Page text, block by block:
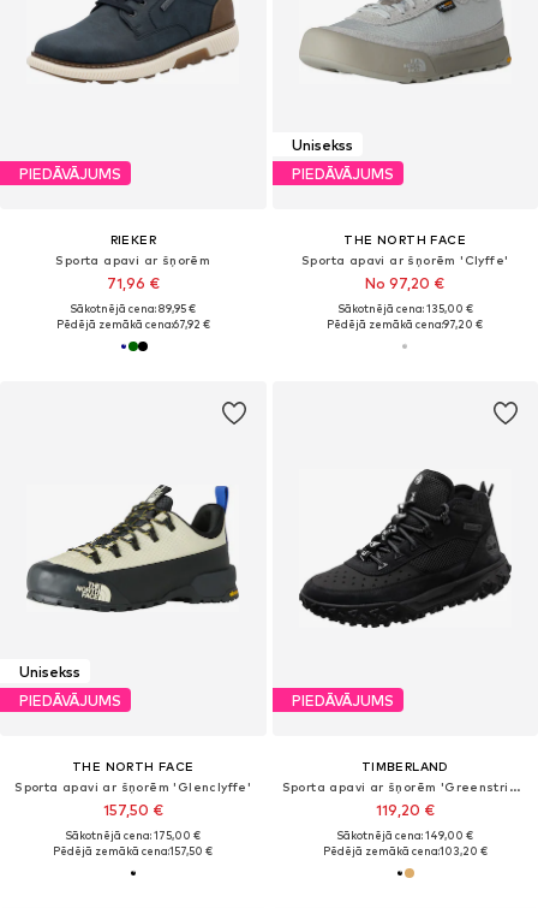
PIEDĀVĀJUMS
RIEKER
Sporta apavi ar šņorēm
71,96 €
Sākotnējā cena: 89,95 €
Pēdējā zemākā cena:67,92 €
Unisekss
PIEDĀVĀJUMS
THE NORTH FACE
Sporta apavi ar šņorēm 'Clyffe'
No 97,20 €
Sākotnējā cena: 135,00 €
Pēdējā zemākā cena:97,20 €
Unisekss
PIEDĀVĀJUMS
THE NORTH FACE
Sporta apavi ar šņorēm 'Glenclyffe'
157,50 €
Sākotnējā cena: 175,00 €
Pēdējā zemākā cena:157,50 €
PIEDĀVĀJUMS
TIMBERLAND
Sporta apavi ar šņorēm 'Greenstride Motion 6'
119,20 €
Sākotnējā cena: 149,00 €
Pēdējā zemākā cena:103,20 €